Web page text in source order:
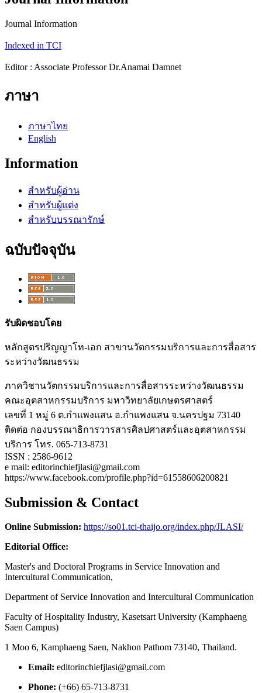
Journal Information
Indexed in TCI
Editor : Associate Professor Dr.Anamai Damnet
ภาษา
ภาษาไทย
English
Information
สำหรับผู้อ่าน
สำหรับผู้แต่ง
สำหรับบรรณารักษ์
ฉบับปัจจุบัน
รับผิดชอบโดย
หลักสูตรปริญญาโท-เอก สาขานวัตกรรมบริการและการสื่อสาร
ระหว่างวัฒนธรรม
ภาควิชานวัตกรรมบริการและการสื่อสารระหว่างวัฒนธรรม
คณะอุตสาหกรรมบริการ มหาวิทยาลัยเกษตรศาสตร์
เลขที่ 1 หมู่ 6 ต.กำแพงแสน อ.กำแพงแสน จ.นครปฐม 73140
ติดต่อ กองบรรณาธิการวารสารศิลปศาสตร์และอุตสาหกรรม
บริการ โทร. 065-713-8731
ISSN : 2586-9612
e mail: editorinchiefjlasi@gmail.com
https://www.facebook.com/profile.php?id=61558606200821
Submission & Contact
Online Submission: https://so01.tci-thaijo.org/index.php/JLASI/
Editorial Office:
Master's and Doctoral Programs in Service Innovation and
Intercultural Communication,
Department of Service Innovation and Intercultural Communication
Faculty of Hospitality Industry, Kasetsart University (Kamphaeng
Saen Campus)
1 Moo 6, Kamphaeng Saen, Nakhon Pathom 73140, Thailand.
Email: editorinchiefjlasi@gmail.com
Phone: (+66) 65-713-8731